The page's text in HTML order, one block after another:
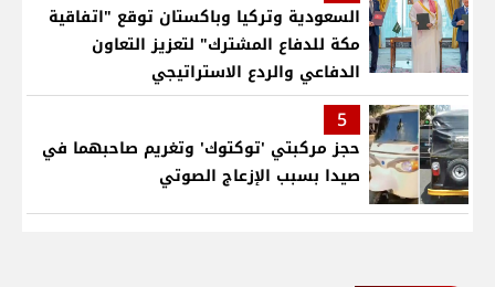
السعودية وتركيا وباكستان توقع "اتفاقية
مكة للدفاع المشترك" لتعزيز التعاون
الدفاعي والردع الاستراتيجي
5
حجز مركبتي 'توكتوك' وتغريم صاحبهما في
صيدا بسبب الإزعاج الصوتي